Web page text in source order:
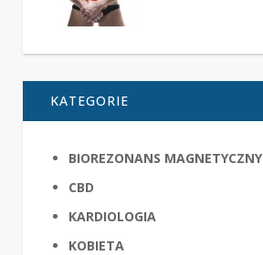
KATEGORIE
BIOREZONANS MAGNETYCZNY
CBD
KARDIOLOGIA
KOBIETA